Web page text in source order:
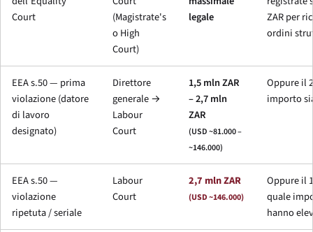
Court
(Magistrate's
oHigh
Court)
legale
ZAR per
ordini
EEA s.50 — prima
violazione (datore
di lavoro
designato)
Direttore
generale →
Labour
Court
1,5 mln ZAR
– 2,7 mln
ZAR
(USD ~81.000 –
~146.000)
Oppure il
importo
EEA s.50 —
violazione
ripetuta / seriale
Labour
Court
2,7 mln ZAR
(USD ~146.000)
Oppure il
quale
hanno